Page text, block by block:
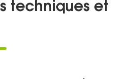
techniques et